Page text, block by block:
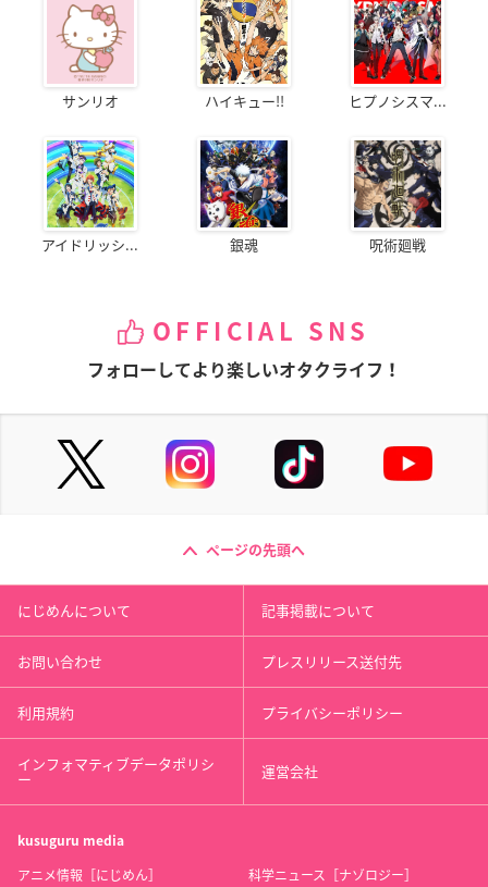
サンリオ ハイキュー!! ヒプノシスマ...
アイドリッシ... 銀魂 呪術廻戦
OFFICIAL SNS
フォローしてより楽しいオタクライフ！
ページの先頭へ
にじめんについて 記事掲載について
お問い合わせ プレスリリース送付先
利用規約 プライバシーポリシー
インフォマティブデータポリシ
ー 運営会社
kusuguru media
アニメ情報［にじめん］ 科学ニュース［ナゾロジー］